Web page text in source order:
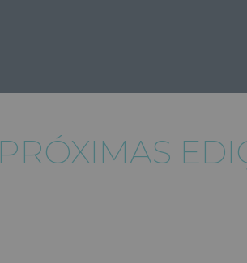
PRÓXIMAS